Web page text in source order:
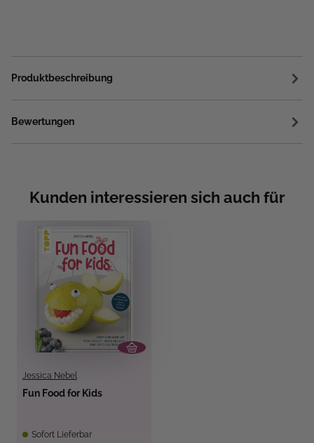
Produktbeschreibung
Bewertungen
Kunden interessieren sich auch für
Jessica Nebel
Fun Food for Kids
Sofort Lieferbar